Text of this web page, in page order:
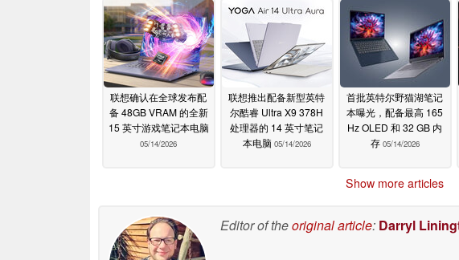
联想确认在全球发布配
备 48GB VRAM 的全新
15 英寸游戏笔记本电脑
05/14/2026
联想推出配备新型英特
尔酷睿 Ultra X9 378H
处理器的 14 英寸笔记
本电脑 05/14/2026
首批英特尔野猫湖笔记
本曝光，配备最高 165
Hz OLED 和 32 GB 内
存 05/14/2026
Show more articles
Editor of theoriginal article: Darryl